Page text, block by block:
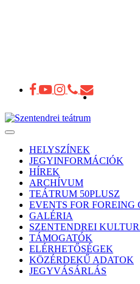
Toggle
navigationHELYSZÍNEK
JEGYINFORMÁCIÓK
HÍREK
ARCHÍVUM
TEÁTRUM 50PLUSZ
EVENTS FOR FOREING
GALÉRIA
SZENTENDREI
TÁMOGATÓK
ELÉRHETŐSÉGEK
KÖZÉRDEKŰ ADATOK
JEGYVÁSÁRLÁS